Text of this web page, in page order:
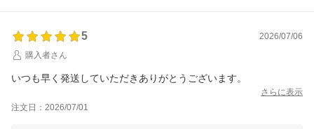
5
2026/07/06
購入者さん
いつも早く発送していただきありがとうございます。
さらに表示
注文日：2026/07/01